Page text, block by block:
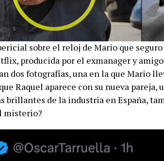
sobre el reloj de Mario que
producida por el exmanager y
dos fotografías, una en la que Mario
Raquel aparece con su nueva pareja,
brillantes de la industria en España,
misterio?